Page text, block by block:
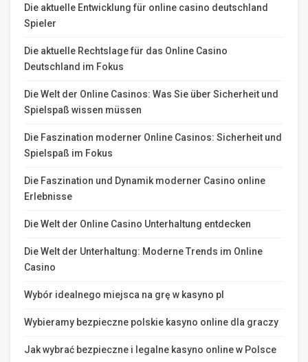
Die aktuelle Entwicklung für online casino deutschland
Spieler
Die aktuelle Rechtslage für das Online Casino
Deutschland im Fokus
Die Welt der Online Casinos: Was Sie über Sicherheit und
Spielspaß wissen müssen
Die Faszination moderner Online Casinos: Sicherheit und
Spielspaß im Fokus
Die Faszination und Dynamik moderner Casino online
Erlebnisse
Die Welt der Online Casino Unterhaltung entdecken
Die Welt der Unterhaltung: Moderne Trends im Online
Casino
Wybór idealnego miejsca na grę w kasyno pl
Wybieramy bezpieczne polskie kasyno online dla graczy
Jak wybrać bezpieczne i legalne kasyno online w Polsce